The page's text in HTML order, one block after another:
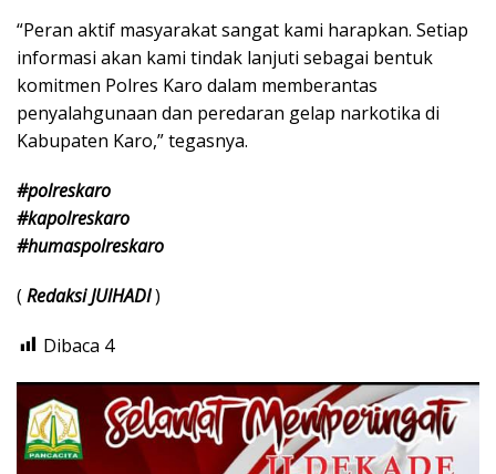
“Peran aktif masyarakat sangat kami harapkan. Setiap
informasi akan kami tindak lanjuti sebagai bentuk
komitmen Polres Karo dalam memberantas
penyalahgunaan dan peredaran gelap narkotika di
Kabupaten Karo,” tegasnya.
#polreskaro
#kapolreskaro
#humaspolreskaro
(Redaksi JUlHADI)
Dibaca 4